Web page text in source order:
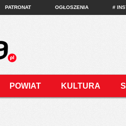
PATRONAT OGŁOSZENIA #
POWIAT KULTURA